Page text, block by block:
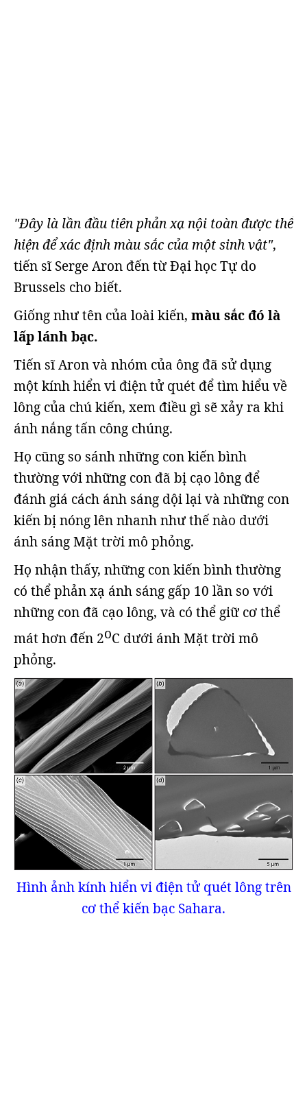
"Đây là lần đầu tiên phản xạ nội toàn được thể
hiện để xác định màu sắc của một sinh vật",
tiến sĩ Serge Aron đến từ Đại học Tự do
Brussels cho biết.
Giống như tên của loài kiến, màu sắc đó là
lấp lánh bạc.
Tiến sĩ Aron và nhóm của ông đã sử dụng
một kính hiển vi điện tử quét để tìm hiểu về
lông của chú kiến, xem điều gì sẽ xảy ra khi
ánh nắng tấn công chúng.
Họ cũng so sánh những con kiến bình
thường với những con đã bị cạo lông để
đánh giá cách ánh sáng dội lại và những con
kiến bị nóng lên nhanh như thế nào dưới
ánh sáng Mặt trời mô phỏng.
Họ nhận thấy, những con kiến bình thường
có thể phản xạ ánh sáng gấp 10 lần so với
những con đã cạo lông, và có thể giữ cơ thể
mát hơn đến 2oC dưới ánh Mặt trời mô
phỏng.
Hình ảnh kính hiển vi điện tử quét lông trên
cơ thể kiến bạc Sahara.